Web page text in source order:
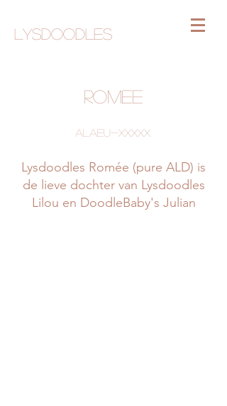
Lysdoodles
RomEe
ALAEU-xxxxx
Lysdoodles Romée (pure ALD) is
de lieve dochter van Lysdoodles
Lilou en DoodleBaby's Julian